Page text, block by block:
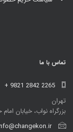
تماس با ما
+ 9821 2842 2265
تهران
بزرگراه نواب، خیابان